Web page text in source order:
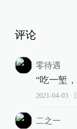
评论
零待遇
“吃一堑
2021-04-03∙
二之一